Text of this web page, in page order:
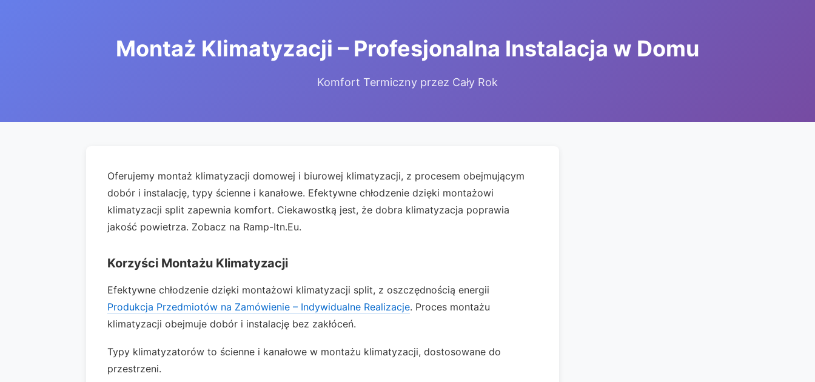
Montaż Klimatyzacji – Profesjonalna Instalacja w Domu
Komfort Termiczny przez Cały Rok
Oferujemy montaż klimatyzacji domowej i biurowej klimatyzacji, z procesem obejmującym
dobór i instalację, typy ścienne i kanałowe. Efektywne chłodzenie dzięki montażowi
klimatyzacji split zapewnia komfort. Ciekawostką jest, że dobra klimatyzacja poprawia
jakość powietrza. Zobacz na Ramp-Itn.Eu.
Korzyści Montażu Klimatyzacji
Efektywne chłodzenie dzięki montażowi klimatyzacji split, z oszczędnością energii
Produkcja Przedmiotów na Zamówienie – Indywidualne Realizacje. Proces montażu
klimatyzacji obejmuje dobór i instalację bez zakłóceń.
Typy klimatyzatorów to ścienne i kanałowe w montażu klimatyzacji, dostosowane do
przestrzeni.